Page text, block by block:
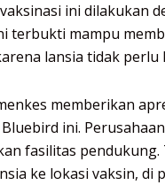
ini dilakukan
terbukti mampu
lansia tidak perlu
memberikan
ini.
fasilitas
ke lokasi vaksin, di